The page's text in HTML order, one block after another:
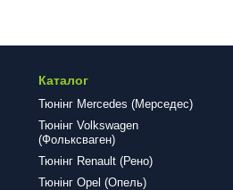
Каталог
Тюнінг Mercedes (Мерседес)
Тюнінг Volkswagen
(Фольксваген)
Тюнінг Renault (Рено)
Тюнінг Opel (Опель)